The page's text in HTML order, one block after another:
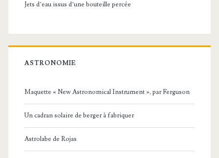
Jets d’eau issus d’une bouteille percée
ASTRONOMIE
Maquette « New Astronomical Instrument », par Ferguson
Un cadran solaire de berger à fabriquer
Astrolabe de Rojas